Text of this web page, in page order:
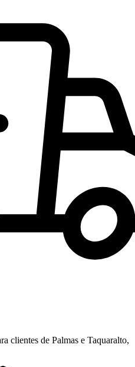
clientes de Palmas e Taquaralto,